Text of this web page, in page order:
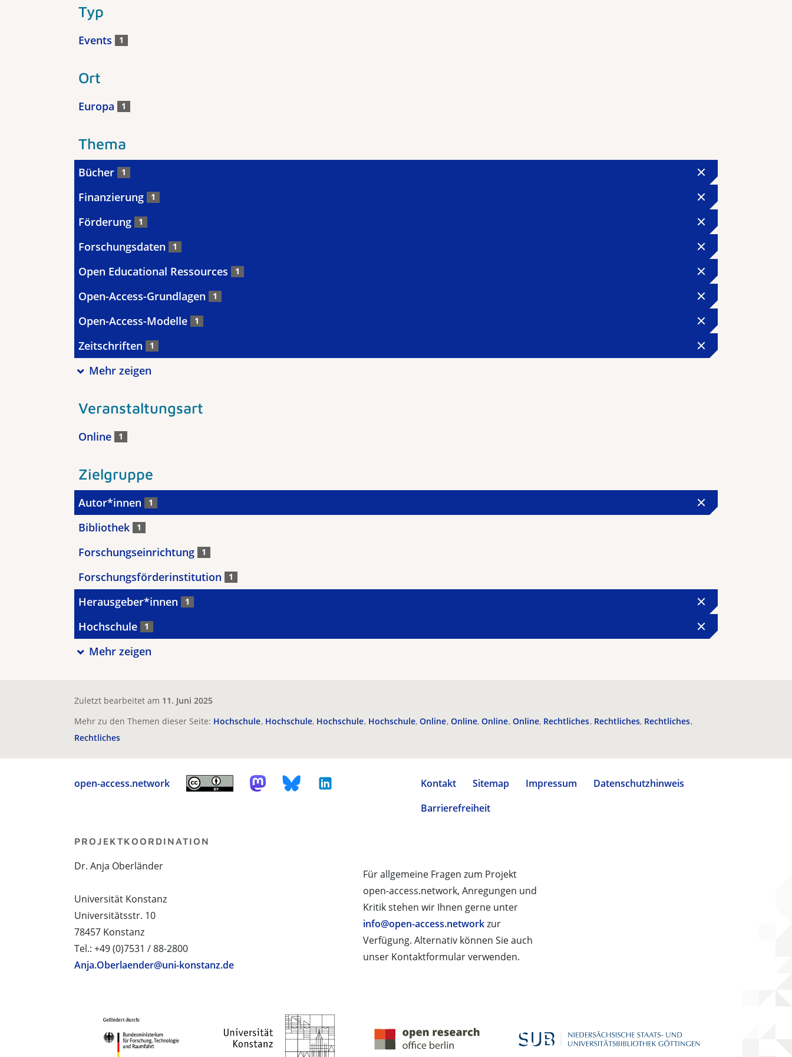
Typ
Events 1
Ort
Europa 1
Thema
Bücher 1
Finanzierung 1
Förderung 1
Forschungsdaten 1
Open Educational Ressources 1
Open-Access-Grundlagen 1
Open-Access-Modelle 1
Zeitschriften 1
Mehr zeigen
Veranstaltungsart
Online 1
Zielgruppe
Autor*innen 1
Bibliothek 1
Forschungseinrichtung 1
Forschungsförderinstitution 1
Herausgeber*innen 1
Hochschule 1
Mehr zeigen
Zuletzt bearbeitet am 11. Juni 2025
Mehr zu den Themen dieser Seite: Hochschule Hochschule Hochschule Hochschule Online Online Online Online Rechtliches Rechtliches Rechtliches
Rechtliches
open-access.network Kontakt Sitemap Impressum
Datenschutzhinweis
Barrierefreiheit
Für allgemeine Fragen zum Projekt
open-access.network, Anregungen und
Kritik stehen wir Ihnen gerne unter
info@open-access.networkzur
Verfügung. Alternativ können Sie auch
unser Kontaktformular verwenden.
PROJEKTKOORDINATION
Dr. Anja Oberländer
Universität Konstanz
Universitätsstr. 10
78457 Konstanz
Tel.: +49 (0)7531 / 88-2800
Anja.Oberlaender@uni-konstanz.de